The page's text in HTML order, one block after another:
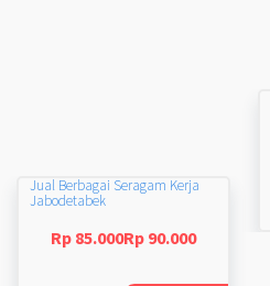
Jual Berbagai Seragam Kerja
Jabodetabek
Rp 85.000Rp 90.000